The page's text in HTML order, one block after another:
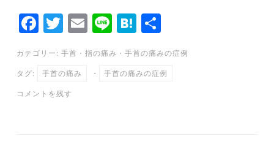
Fa
ce
bo
ok
T
wi
tte
r
E
m
ail
Li
ne
H
at
en
a
有
カテゴリー: 手首・指の痛み ・ 手首の痛みの症例
タグ: 手首の痛み ・ 手首の痛みの症例
コメントを残す